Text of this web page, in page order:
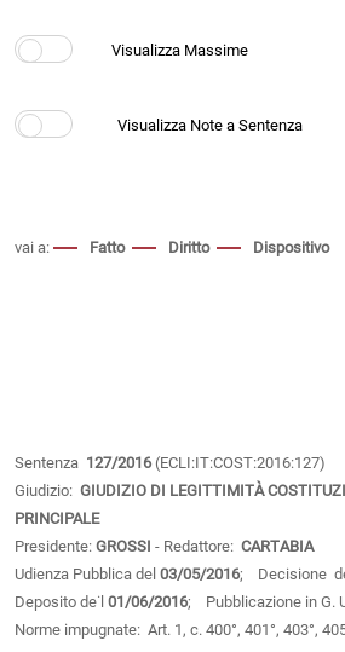
vai a: Fatto Diritto
Dispositivo
Sentenza 127/2016(ECLI:IT:COST:2016:127)
Giudizio: GIUDIZIO DI LEGITTIMITÀ
PRINCIPALE
Presidente: GROSSI - Redattore: CARTABIA
Udienza Pubblica del 03/05/2016; Decisione
Deposito de˙l 01/06/2016; Pubblicazione in G.
Norme impugnate: Art. 1, c. 400°, 401°, 403°,